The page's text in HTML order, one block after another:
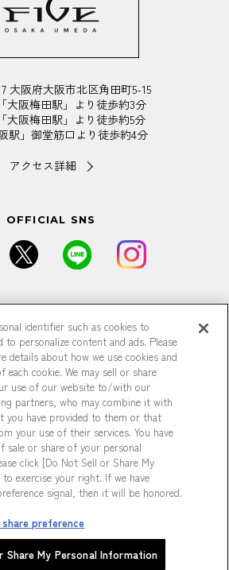
大阪府大阪市北区角田町5-15
大阪梅田駅」より徒歩約3分
大阪梅田駅」より徒歩約5分
駅」御堂筋口より徒歩約4分
アクセス詳細
OFFICIAL SNS
告なく仕様・デザイン・価格等が変更と
。
記事が公開された時点のもので、現在と
ます。
ございますので、品切れの際はご容赦く
お問い合わせください。
すべて参考商品です。
ラストなどの無断転載は固くお断りいた
ライバシーポリシー
My Personal Information
HEP FIVE. All Rights Reserved.
identifier such as cookies to
personalize content and ads. Please
details about how we use cookies and
cookie. We may sell or share
use of our website to/with our
partners, who may combine it with
you have provided to them or that
your use of their services. You have
or share of your personal
click [Do Not Sell or Share My
exercise your right. If we have
signal, then it will be honored.
preference
Share My Personal Information